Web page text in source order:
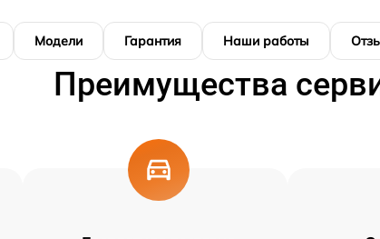
Модели Гарантия Наши работы
Преимущества